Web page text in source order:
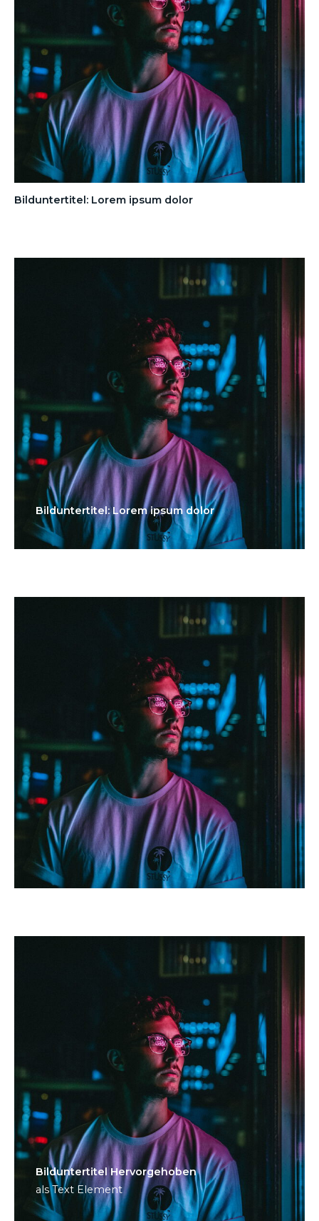
Bilduntertitel: Lorem ipsum dolor
Bilduntertitel: Lorem ipsum dolor
Bild­unter­titel Hervorgehoben
als Text Element